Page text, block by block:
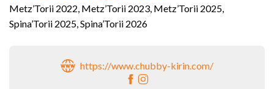
Metz’Torii 2022, Metz’Torii 2023, Metz’Torii 2025,
Spina’Torii 2025, Spina’Torii 2026
https://www.chubby-kirin.com/